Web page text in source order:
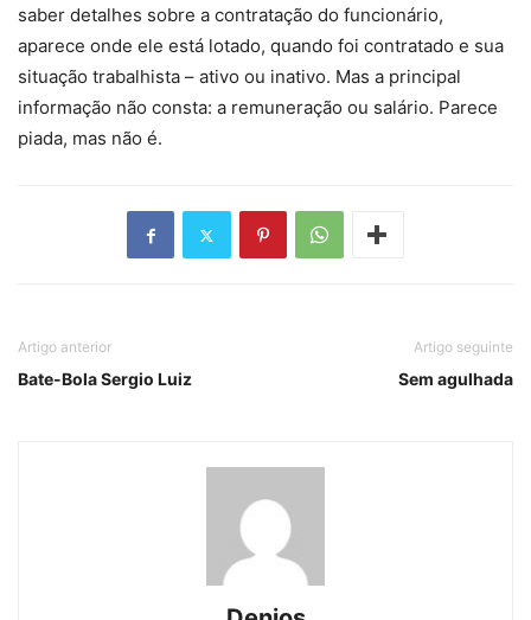
saber detalhes sobre a contratação do funcionário,
aparece onde ele está lotado, quando foi contratado e sua
situação trabalhista – ativo ou inativo. Mas a principal
informação não consta: a remuneração ou salário. Parece
piada, mas não é.
Artigo anterior
Bate-Bola Sergio Luiz
Artigo seguinte
Sem agulhada